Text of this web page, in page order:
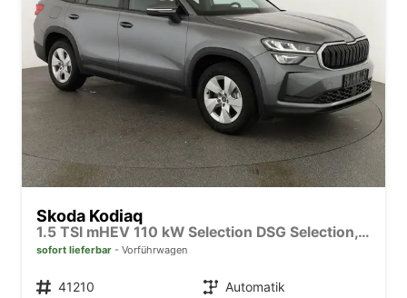
Skoda Kodiaq
1.5 TSI mHEV 110 kW Selection DSG Selection, AHK, Navi, Side, Kamera, Winter, 4 J.- Garantie
sofort lieferbar Vorführwagen
Fahrzeugnr. 41210 Getriebe Automatik